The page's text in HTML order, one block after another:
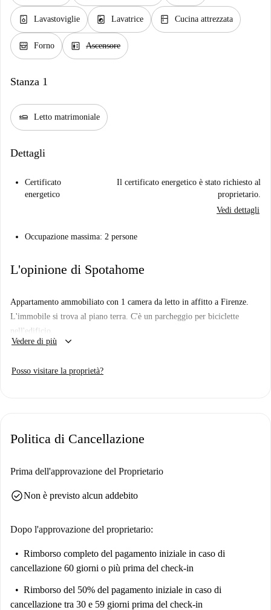
dishwasher_gen Lavastoviglie local_laundry_service Lavatrice kitchen Cucina attrezzata
oven_gen Forno elevator Ascensore
Stanza 1
airline_seat_flat Letto matrimoniale
Dettagli
Certificato
energetico
Il certificato energetico è stato richiesto al
proprietario.
Vedi dettagli
Occupazione massima: 2 persone
L'opinione di Spotahome
Appartamento ammobiliato con 1 camera da letto in affitto a Firenze.
L'immobile si trova al piano terra. C'è un parcheggio per biciclette
nell'edificio.
Vedere di più
keyboard_arrow_down
Posso visitare la proprietà?
Politica di Cancellazione
Prima dell'approvazione del Proprietario
check_circleNon è previsto alcun addebito
Dopo l'approvazione del proprietario:
Rimborso completo del pagamento iniziale in caso di
cancellazione 60 giorni o più prima del check-in
Rimborso del 50% del pagamento iniziale in caso di
cancellazione tra 30 e 59 giorni prima del check-in